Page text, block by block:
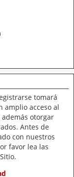
tomará
amplio acceso al
otorgar
Antes de
con nuestros
favor lea las